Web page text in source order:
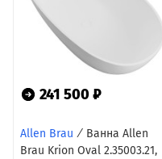
241 500 ₽
Allen Brau / Ванна Allen
Brau Krion Oval 2.35003.21,